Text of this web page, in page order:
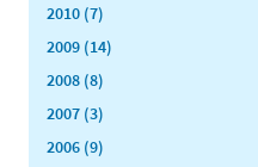
2010 (7)
2009 (14)
2008 (8)
2007 (3)
2006 (9)